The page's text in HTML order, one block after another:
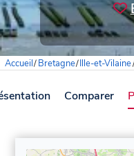
Accueil/Bretagne/Ille-et-Vilaine
Comparer